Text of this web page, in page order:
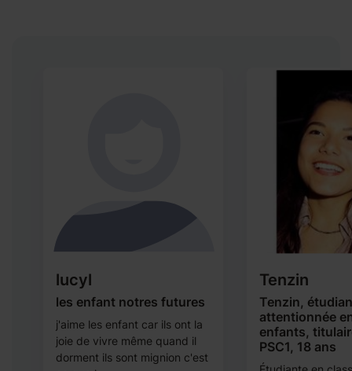
lucyl
les enfant notres futures
j'aime les enfant car ils ont la
joie de vivre même quand il
dorment ils sont mignion c'est
Tenzin
Tenzin,
attentionnée
enfants,
PSC1, 18 ans